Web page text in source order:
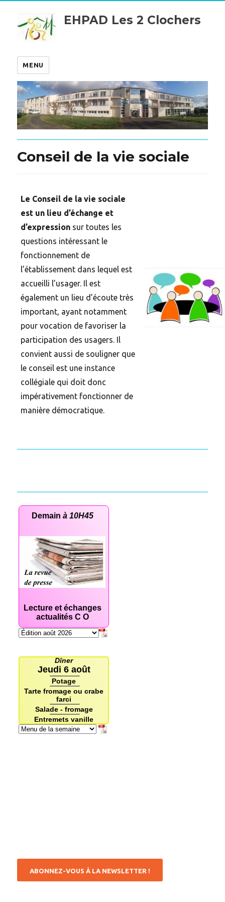
EHPAD Les 2 Clochers
MENU
Conseil de la vie sociale
Le Conseil de la vie sociale
est un lieu d’échange et
d’expression sur toutes les
questions intéressant le
fonctionnement de
l’établissement dans lequel est
accueilli l’usager. Il est
également un lieu d’écoute très
important, ayant notamment
pour vocation de favoriser la
participation des usagers. Il
convient aussi de souligner que
le conseil est une instance
collégiale qui doit donc
impérativement fonctionner de
manière démocratique.
ABONNEZ-VOUS À LA NEWSLETTER !